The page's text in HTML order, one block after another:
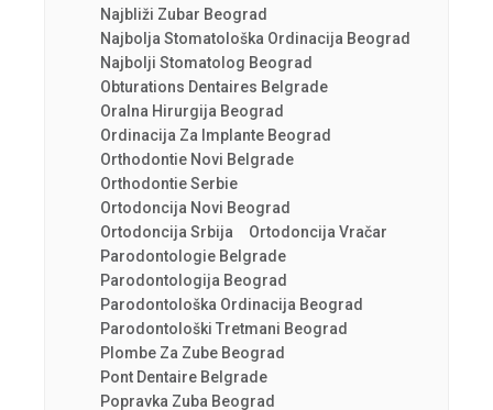
Najbliži Zubar Beograd
Najbolja Stomatološka Ordinacija Beograd
Najbolji Stomatolog Beograd
Obturations Dentaires Belgrade
Oralna Hirurgija Beograd
Ordinacija Za Implante Beograd
Orthodontie Novi Belgrade
Orthodontie Serbie
Ortodoncija Novi Beograd
Ortodoncija Srbija
Ortodoncija Vračar
Parodontologie Belgrade
Parodontologija Beograd
Parodontološka Ordinacija Beograd
Parodontološki Tretmani Beograd
Plombe Za Zube Beograd
Pont Dentaire Belgrade
Popravka Zuba Beograd